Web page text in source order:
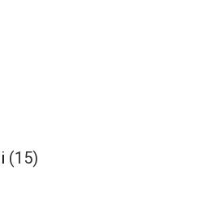
(15)